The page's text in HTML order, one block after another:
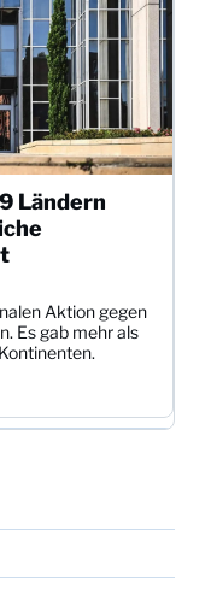
Ländern
Aktion gegen
Es gab mehr als